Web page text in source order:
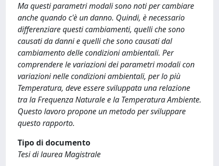
Ma questi parametri modali sono noti per cambiare
anche quando c'è un danno. Quindi, è necessario
differenziare questi cambiamenti, quelli che sono
causati da danni e quelli che sono causati dal
cambiamento delle condizioni ambientali. Per
comprendere le variazioni dei parametri modali con
variazioni nelle condizioni ambientali, per lo più
Temperatura, deve essere sviluppata una relazione
tra la Frequenza Naturale e la Temperatura Ambiente.
Questo lavoro propone un metodo per sviluppare
questo rapporto.
Tipo di documento
Tesi di laurea Magistrale